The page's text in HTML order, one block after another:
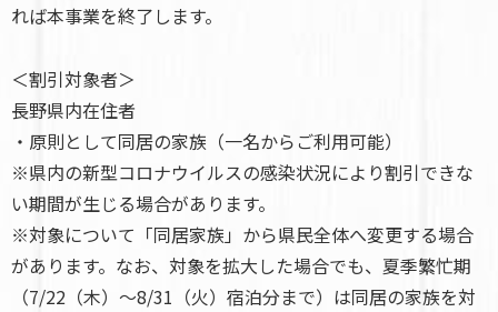
れば本事業を終了します。
＜割引対象者＞
長野県内在住者
・原則として同居の家族（一名からご利用可能）
※県内の新型コロナウイルスの感染状況により割引できな
い期間が生じる場合があります。
※対象について「同居家族」から県民全体へ変更する場合
があります。なお、対象を拡大した場合でも、夏季繁忙期
（7/22（木）～8/31（火）宿泊分まで）は同居の家族を対